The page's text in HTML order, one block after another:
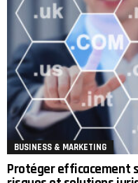
BUSINESS & MARKETING
Protéger efficacement